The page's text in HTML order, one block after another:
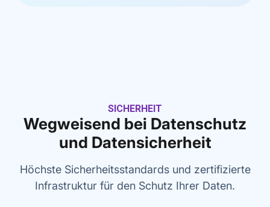
SICHERHEIT
Wegweisend bei Datenschutz
und Datensicherheit
Höchste Sicherheitsstandards und zertifizierte
Infrastruktur für den Schutz Ihrer Daten.